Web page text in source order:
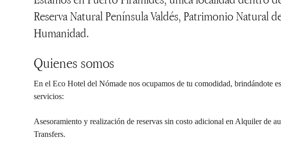
Reserva Natural Península Valdés, Patrimonio Natural
Humanidad.
Quienes somos
En el Eco Hotel del Nómade nos ocupamos de tu comodidad, brindándote
servicios:
Asesoramiento y realización de reservas sin costo adicional en Alquiler de
Transfers.